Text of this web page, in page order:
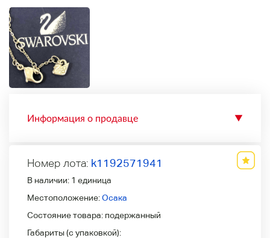
Информация о продавце ▼
Номер лота: k1192571941
В наличии: 1 единица
Местоположение:Осака
Состояние товара: подержанный
Габариты (с упаковкой):